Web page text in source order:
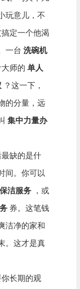
玩意儿，不
搞定一个他渴
一台 洗碗机
大师的 单人
？这一下，
的分量，远
集中力量办
最缺的是什
间。你可以
洁服务 ，或
券。这笔钱
洁净的家和
。这才是真
你长期的观